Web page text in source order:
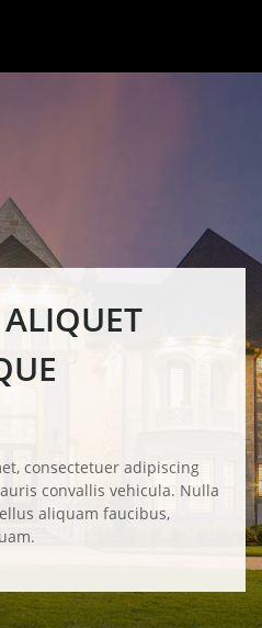
consectetuer adipiscing
convallis vehicula. Nulla
aliquam faucibus,